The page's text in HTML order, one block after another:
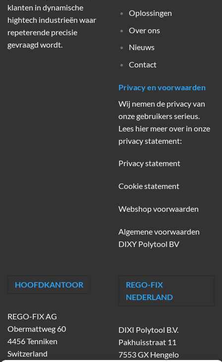
klanten in dynamische
hightech industrieën waar
repeterende precisie
gevraagd wordt.
Oplossingen
Over ons
Nieuws
Contact
Privacy en voorwaarden
Wij nemen de privacy van
onze gebruikers serieus.
Lees hier meer over in onze
privacy statement:
Privacy statement
Cookie statement
Webshop voorwaarden
Algemene voorwaarden
DIXY Polytool BV
HOOFDKANTOOR
REGO-FIX AG
Obermattweg 60
4456 Tenniken
Switzerland
REGO-FIX
NEDERLAND
DIXI Polytool B.V.
Pakhuisstraat 11
7553 GX Hengelo